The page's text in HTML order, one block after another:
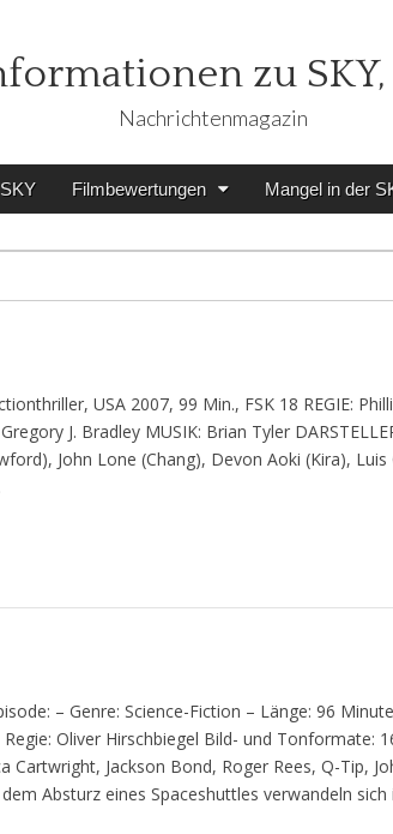
zu
Nachrichtenmagazin
Filmbewertungen Mangel in der
USA 2007, 99 Min., FSK 18 REGIE:
J. Bradley MUSIK: Brian Tyler
John Lone (Chang), Devon Aoki (Kira),
– Genre: Science-Fiction – Länge: 96
Oliver Hirschbiegel Bild- und Tonformate:
Cartwright, Jackson Bond, Roger Rees, Q-Tip,
Absturz eines Spaceshuttles verwandeln